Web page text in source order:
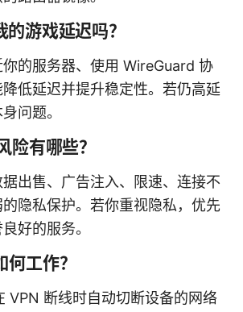
游戏延迟吗？
的服务器、使用 WireGuard 协
低延迟并提升稳定性。若仍高延
问题。
险有哪些？
出售、广告注入、限速、连接不
隐私保护。若你重视隐私，优先
好的服务。
工作？
VPN 断线时自动切断设备的网络